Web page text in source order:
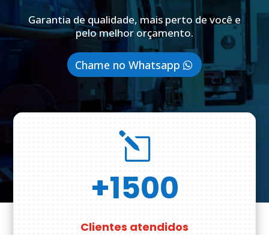
Garantia de qualidade, mais perto de você e
pelo melhor orçamento.
Chame no Whatsapp
l
+1500
Clientes atendidos